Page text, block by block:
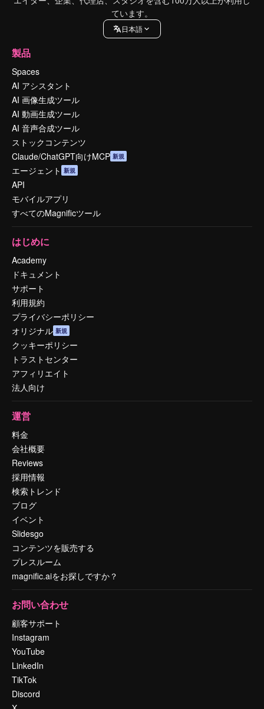
ています。
日本語
製品
Spaces
AI アシスタント
AI 画像生成ツール
AI 動画生成ツール
AI 音声合成ツール
ストックコンテンツ
Claude/ChatGPT向けMCP 新規
エージェント 新規
API
モバイルアプリ
すべてのMagnificツール
はじめに
Academy
ドキュメント
サポート
利用規約
プライバシーポリシー
オリジナル 新規
クッキーポリシー
トラストセンター
アフィリエイト
法人向け
運営
料金
会社概要
Reviews
採用情報
検索トレンド
ブログ
イベント
Slidesgo
コンテンツを販売する
プレスルーム
magnific.aiをお探しですか？
お問い合わせ
顧客サポート
Instagram
YouTube
LinkedIn
TikTok
Discord